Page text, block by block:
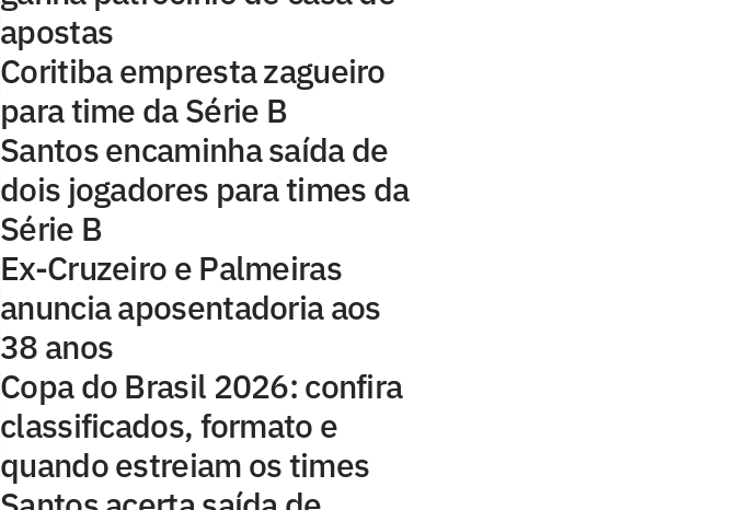
apostas
Coritiba empresta zagueiro
para time da Série B
Santos encaminha saída de
dois jogadores para times da
Série B
Ex-Cruzeiro e Palmeiras
anuncia aposentadoria aos
38 anos
Copa do Brasil 2026: confira
classificados, formato e
quando estreiam os times